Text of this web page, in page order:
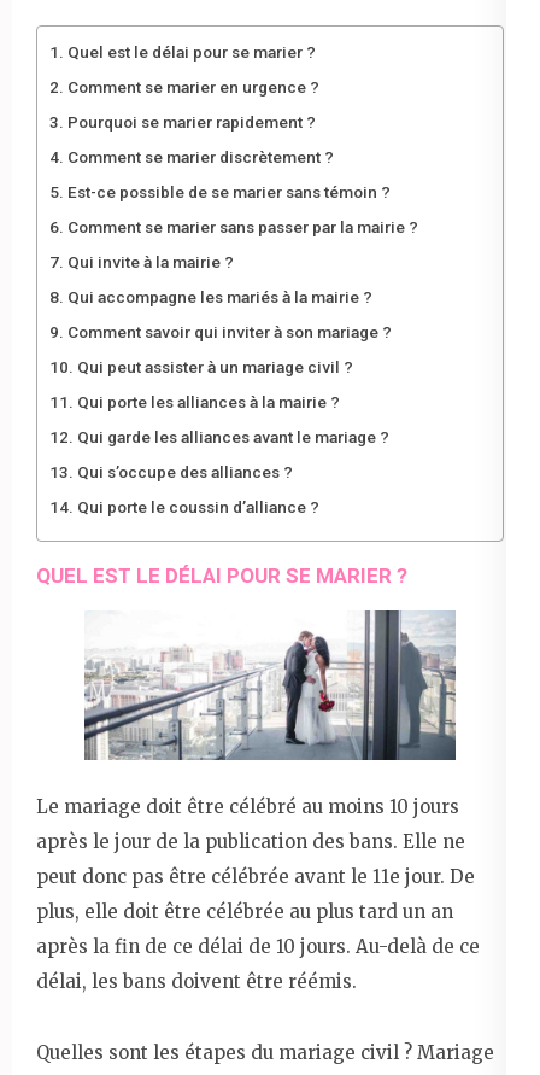
Quel est le délai pour se marier ?
Comment se marier en urgence ?
Pourquoi se marier rapidement ?
Comment se marier discrètement ?
Est-ce possible de se marier sans témoin ?
Comment se marier sans passer par la mairie ?
Qui invite à la mairie ?
Qui accompagne les mariés à la mairie ?
Comment savoir qui inviter à son mariage ?
Qui peut assister à un mariage civil ?
Qui porte les alliances à la mairie ?
Qui garde les alliances avant le mariage ?
Qui s’occupe des alliances ?
Qui porte le coussin d’alliance ?
QUEL EST LE DÉLAI POUR SE MARIER ?
Le mariage doit être célébré au moins 10 jours
après le jour de la publication des bans. Elle ne
peut donc pas être célébrée avant le 11e jour. De
plus, elle doit être célébrée au plus tard un an
après la fin de ce délai de 10 jours. Au-delà de ce
délai, les bans doivent être réémis.
Quelles sont les étapes du mariage civil ? Mariage